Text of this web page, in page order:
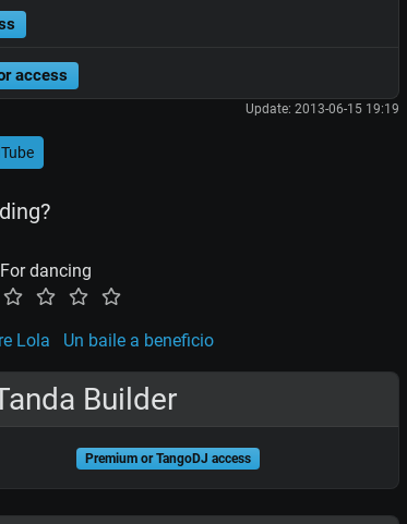
access
Update: 2013-06-15 19:19
For dancing
Lola Un baile a beneficio
Builder
Premium or TangoDJ access